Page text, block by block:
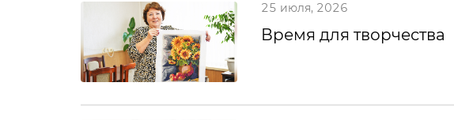
25 июля, 2026
Время для творчества